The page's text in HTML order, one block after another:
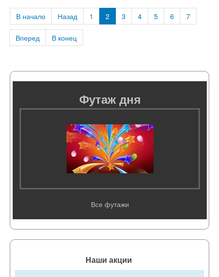
В начало Назад 1 2 3 4 5 6 7
Вперед В конец
Футаж дня
Все футажи
Наши акции